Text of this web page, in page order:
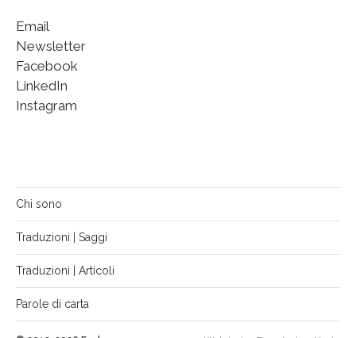
Email
Newsletter
Facebook
LinkedIn
Instagram
Chi sono
Traduzioni | Saggi
Traduzioni | Articoli
Parole di carta